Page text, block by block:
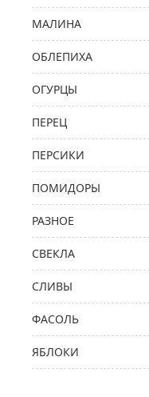
МАЛИНА
ОБЛЕПИХА
ОГУРЦЫ
ПЕРЕЦ
ПЕРСИКИ
ПОМИДОРЫ
РАЗНОЕ
СВЕКЛА
СЛИВЫ
ФАСОЛЬ
ЯБЛОКИ